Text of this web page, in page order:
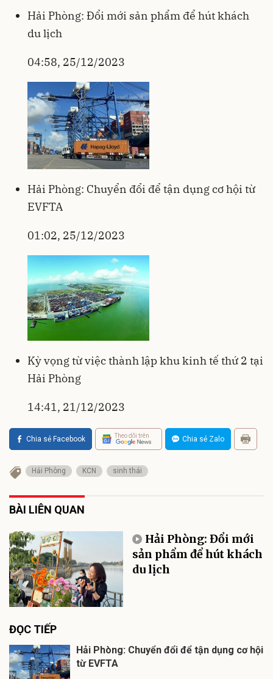
Hải Phòng: Đổi mới sản phẩm để hút khách
du lịch
04:58, 25/12/2023
Hải Phòng: Chuyển đổi để tận dụng cơ hội từ
EVFTA
01:02, 25/12/2023
Kỳ vọng từ việc thành lập khu kinh tế thứ 2 tại
Hải Phòng
14:41, 21/12/2023
Chia sẻ Facebook Theo dõi trên Chia sẻ Zalo
Hải Phòng KCN sinh thái
BÀI LIÊN QUAN
Hải Phòng: Đổi mới
sản phẩm để hút khách
du lịch
ĐỌC TIẾP
Hải Phòng: Chuyển đổi để tận dụng cơ hội
từ EVFTA